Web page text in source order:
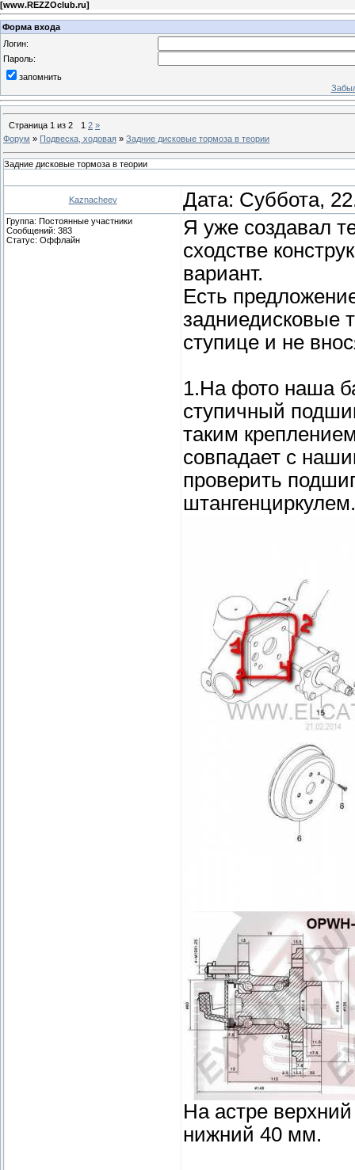
[www.REZZOclub.ru]
Форма входа
Логин:
Пароль:
запомнить
Страница 1 из 2 1 2 »
Форум » Подвеска, ходовая » Задние дисковые тормоза в теории
Задние дисковые тормоза в теории
Kaznacheev Дата: Суббота,
Группа: Постоянные участники
Сообщений: 383
Статус: Оффлайн
Я уже создавал
сходстве
вариант.
Есть
задниедисковые
ступице и не
1.На фото наша
ступичный
таким
совпадает с
проверить
штангенциркулем.
На астре
нижний 40 мм.